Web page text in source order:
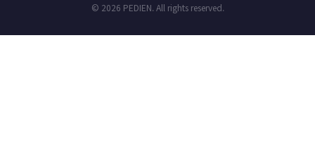
© 2026 PEDIEN. All rights reserved.